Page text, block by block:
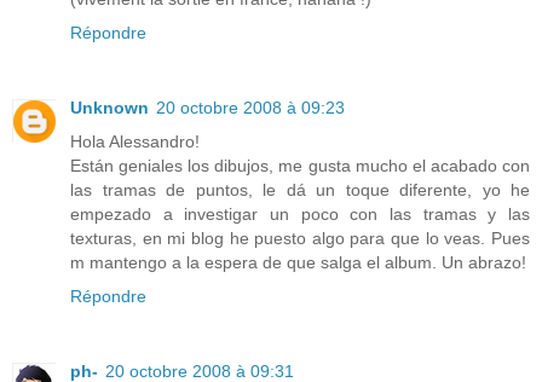
Répondre
Unknown 20 octobre 2008 à 09:23
Hola Alessandro!
Están geniales los dibujos, me gusta mucho el acabado con
las tramas de puntos, le dá un toque diferente, yo he
empezado a investigar un poco con las tramas y las
texturas, en mi blog he puesto algo para que lo veas. Pues
m mantengo a la espera de que salga el album. Un abrazo!
Répondre
ph- 20 octobre 2008 à 09:31